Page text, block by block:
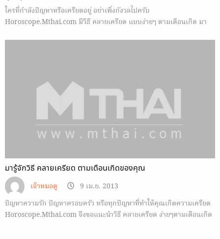
ใครที่กำลังปัญหาหรือเครียดอยู่ อย่าเพิ่งกังวลไปครับ
Horoscope.Mthai.com มีวิธี คลายเครียด แบบง่ายๆ ตามเดือนเกิด มา
มารู้จักวิธี คลายเครียด ตามเดือนเกิดของคุณ
เจ้าหมอดู
9 เม.ย. 2013
ปัญหาความรัก ปัญหาครอบครัว หรือทุกปัญหาที่ทำให้คุณเกิดความเครียด
Horoscope.Mthai.com จึงขอแนะนำวิธี คลายเครียด ง่ายๆตามเดือนเกิด